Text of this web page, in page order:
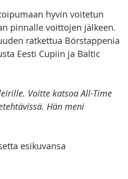
hyvin voitetun
pinnalle voittojen jälkeen.
ratkettua Börstappenia
Eesti Cupiin ja Baltic
Voitte katsoa All-Time
Hän meni
esikuvansa